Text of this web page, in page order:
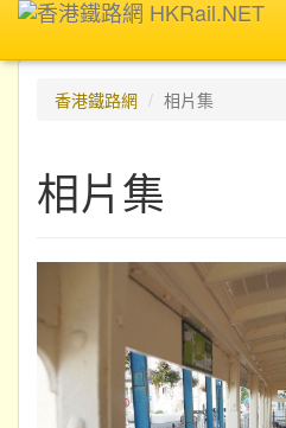
香港鐵路網
相片集
相片集